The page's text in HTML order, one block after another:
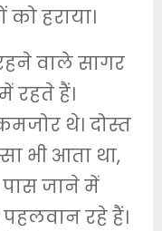
को हराया।
वाले सागर
रहते हैं।
थे। दोस्त
भी आता था,
जाने में
रहे हैं।